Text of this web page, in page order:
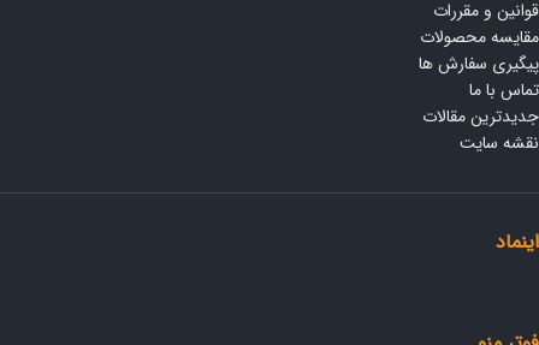
قوانین و مقررات
مقایسه محصولات
پیگیری سفارش ها
تماس با ما
جدیدترین مقالات
نقشه سایت
اینماد